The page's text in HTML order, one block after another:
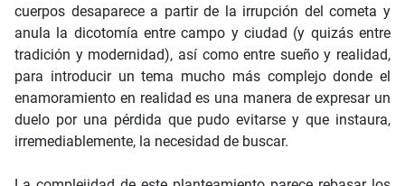
cuerpos desaparece a partir de la irrupción del cometa y
anula la dicotomía entre campo y ciudad (y quizás entre
tradición y modernidad), así como entre sueño y realidad,
para introducir un tema mucho más complejo donde el
enamoramiento en realidad es una manera de expresar un
duelo por una pérdida que pudo evitarse y que instaura,
irremediablemente, la necesidad de buscar.